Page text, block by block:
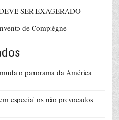
SER EXAGERADO
de Compiègne
o panorama da América
especial os não provocados